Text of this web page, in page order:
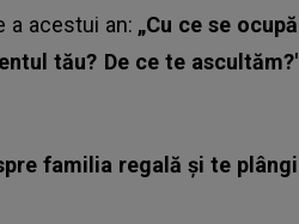
a acestui an: „Cu ce se ocupă
tău? De ce te ascultăm?'
familia regală și te plângi